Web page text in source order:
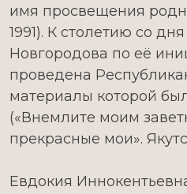
имя просвещения
1991). К столетию со
Новгородова по её
проведена
материалы которой
(«Внемлите моим
прекрасные мои».
Евдокия